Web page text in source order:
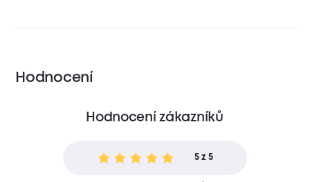
Hodnocení
Hodnocení zákazníků
5 z 5